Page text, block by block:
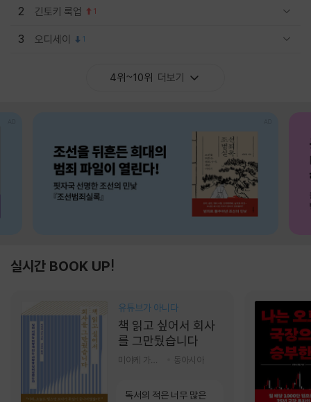
2 긴토키 룩업 1
3 오디세이 1
4위~10위 더보기
실시간 BOOK UP!
유튜브가 아니다
책 읽고 싶어서 회사
를 그만뒀습니다
동아시아
독서의 적은 너무 많은